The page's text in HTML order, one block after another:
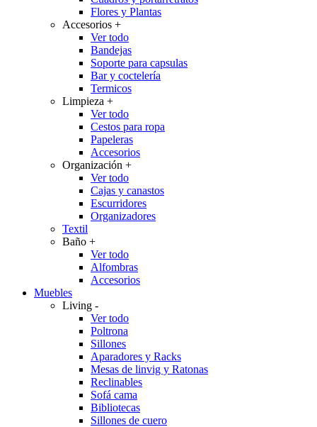
Flores y Plantas
Accesorios +
Ver todo
Bandejas
Soporte para capsulas
Bar y coctelería
Termicos
Limpieza +
Ver todo
Cestos para ropa
Papeleras
Accesorios
Organización +
Ver todo
Cajas y canastos
Escurridores
Organizadores
Textil
Baño +
Ver todo
Alfombras
Accesorios
Muebles
Living -
Ver todo
Poltrona
Sillones
Aparadores y Racks
Mesas de linvig y Ratonas
Reclinables
Sofá cama
Bibliotecas
Sillones de cuero